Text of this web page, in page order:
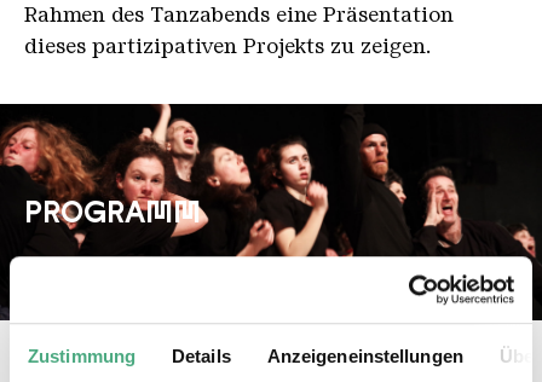
Zustimmung Details Anzeigeneinstellungen
Rahmen des Tanzabends eine Präsentation
dieses partizipativen Projekts zu zeigen.
PROGRAMM